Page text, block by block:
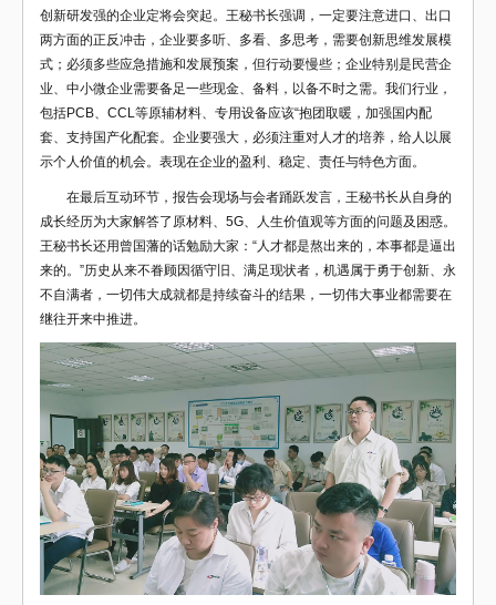
创新研发强的企业定将会突起。王秘书长强调，一定要注意进口、出口
两方面的正反冲击，企业要多听、多看、多思考，需要创新思维发展模
式；必须多些应急措施和发展预案，但行动要慢些；企业特别是民营企
业、中小微企业需要备足一些现金、备料，以备不时之需。我们行业，
包括PCB、CCL等原辅材料、专用设备应该“抱团取暖，加强国内配
套、支持国产化配套。企业要强大，必须注重对人才的培养，给人以展
示个人价值的机会。表现在企业的盈利、稳定、责任与特色方面。
在最后互动环节，报告会现场与会者踊跃发言，王秘书长从自身的
成长经历为大家解答了原材料、5G、人生价值观等方面的问题及困惑。
王秘书长还用曾国藩的话勉励大家：“人才都是熬出来的，本事都是逼出
来的。”历史从来不眷顾因循守旧、满足现状者，机遇属于勇于创新、永
不自满者，一切伟大成就都是持续奋斗的结果，一切伟大事业都需要在
继往开来中推进。